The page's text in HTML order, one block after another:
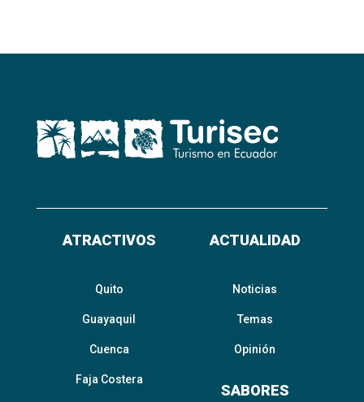
ATRACTIVOS
Quito
Guayaquil
Cuenca
Faja Costera
ACTUALIDAD
Noticias
Temas
Opinión
SABORES